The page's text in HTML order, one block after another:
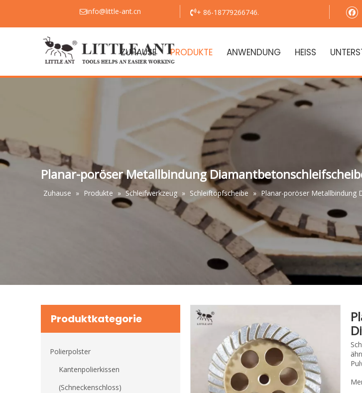
info@little-ant.cn + 86-18779266746.
ZUHAUSE PRODUKTE ANWENDUNG HEISS
Planar-poröser Metallbindung
Zuhause » Produkte » Schleifwerkzeug » Schleiftopfscheibe » Planar-poröser Metallbindung
Produktkategorie
Polierpolster
Kantenpolierkissen
(Schneckenschloss)